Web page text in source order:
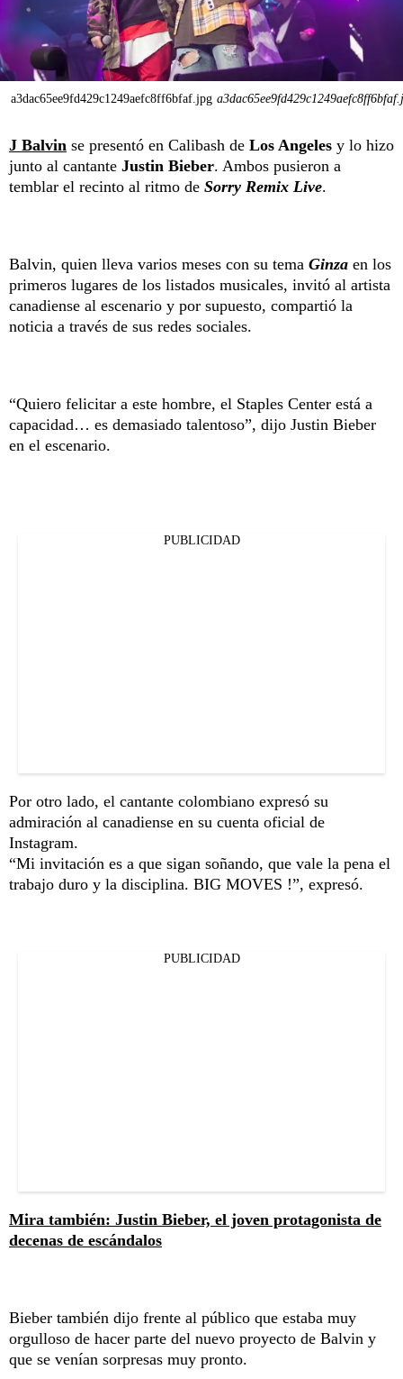
a3dac65ee9fd429c1249aefc8ff6bfaf.jpg
J Balvin se presentó en Calibash de Los Angeles y lo hizo
junto al cantante Justin Bieber. Ambos pusieron a
temblar el recinto al ritmo de Sorry Remix Live.
Balvin, quien lleva varios meses con su tema Ginza en los
primeros lugares de los listados musicales, invitó al artista
canadiense al escenario y por supuesto, compartió la
noticia a través de sus redes sociales.
“Quiero felicitar a este hombre, el Staples Center está a
capacidad… es demasiado talentoso”, dijo Justin Bieber
en el escenario.
PUBLICIDAD
Por otro lado, el cantante colombiano expresó su
admiración al canadiense en su cuenta oficial de
Instagram.
“Mi invitación es a que sigan soñando, que vale la pena el
trabajo duro y la disciplina. BIG MOVES !”, expresó.
PUBLICIDAD
Mira también: Justin Bieber, el joven protagonista de
decenas de escándalos
Bieber también dijo frente al público que estaba muy
orgulloso de hacer parte del nuevo proyecto de Balvin y
que se venían sorpresas muy pronto.